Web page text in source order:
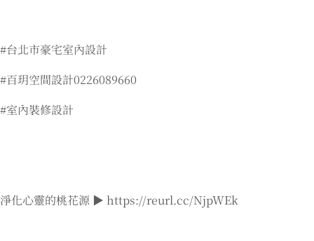
#台北市豪宅室內設計
#百玥空間設計0226089660
#室內裝修設計
淨化心靈的桃花源 ▶ https://reurl.cc/NjpWEk